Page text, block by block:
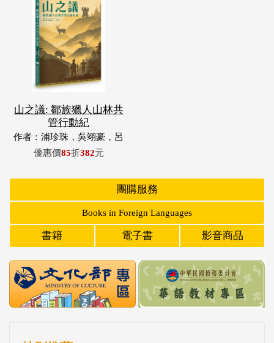
山之議: 鄒族獵人山林共
管行動紀
作者：浦珍珠，吳翊豪，呂
翊齊，張惠東，許玉青，王
優惠價85折382元
團購服務
Books in Foreign Languages
書籍 電子書 影音商品